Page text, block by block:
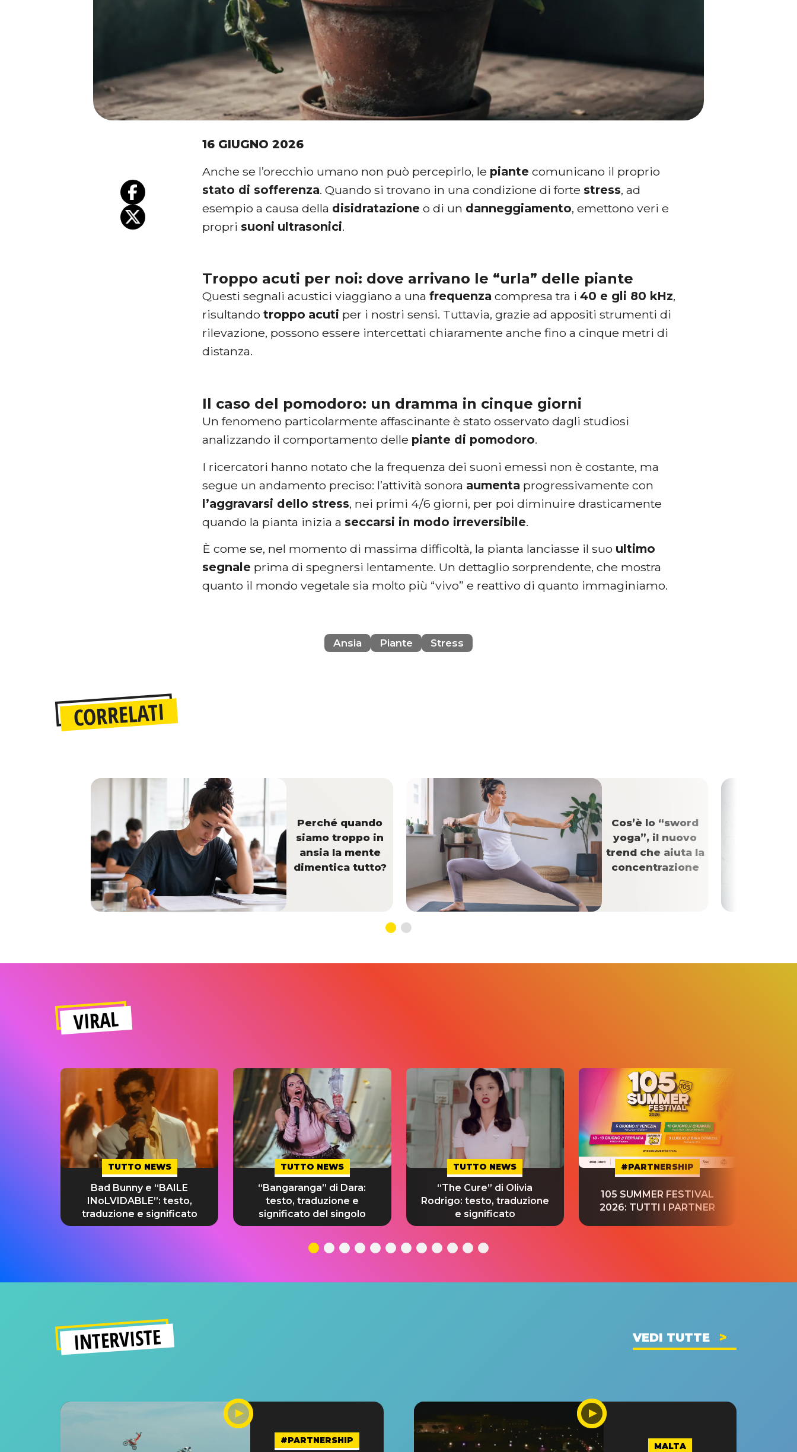
16 GIUGNO 2026
Anche se l’orecchio umano non può percepirlo, le piante comunicano il proprio
stato di sofferenza. Quando si trovano in una condizione di forte stress, ad
esempio a causa della disidratazione o di un danneggiamento, emettono veri e
propri suoni ultrasonici.
Troppo acuti per noi: dove arrivano le “urla” delle piante
Questi segnali acustici viaggiano a unafrequenza compresa tra i40 e gli 80 kHz,
risultandotroppo acuti per i nostri sensi. Tuttavia, grazie ad appositi strumenti di
rilevazione, possono essere intercettati chiaramente anche fino a cinque metri di
distanza.
Il caso del pomodoro: un dramma in cinque giorni
Un fenomeno particolarmente affascinante è stato osservato dagli studiosi
analizzando il comportamento delle piante di pomodoro.
I ricercatori hanno notato che la frequenza dei suoni emessi non è costante, ma
segue un andamento preciso: l’attività sonora aumenta progressivamente con
l’aggravarsi dello stress, nei primi 4/6 giorni, per poi diminuire drasticamente
quando la pianta inizia a seccarsi in modo irreversibile.
È come se, nel momento di massima difficoltà, la pianta lanciasse il suo ultimo
segnale prima di spegnersi lentamente. Un dettaglio sorprendente, che mostra
quanto il mondo vegetale sia molto più “vivo” e reattivo di quanto immaginiamo.
Ansia Piante Stress
CORRELATI
Perché quando
siamo troppo in
ansia la mente
dimentica tutto?
Cos’è lo “sword
yoga”, il nuovo
trend che aiuta la
concentrazione
VIRAL
TUTTO NEWS
Bad Bunny e “BAILE
INoLVIDABLE”: testo,
traduzione e significato
TUTTO NEWS
“Bangaranga” di Dara:
testo, traduzione e
significato del singolo
TUTTO NEWS
“The Cure” di Olivia
Rodrigo: testo, traduzione
e significato
#PARTNERSHIP
105 SUMMER FESTIVAL
2026: TUTTI I PARTNER
INTERVISTE VEDI TUTTE
#PARTNERSHIP
MALTA